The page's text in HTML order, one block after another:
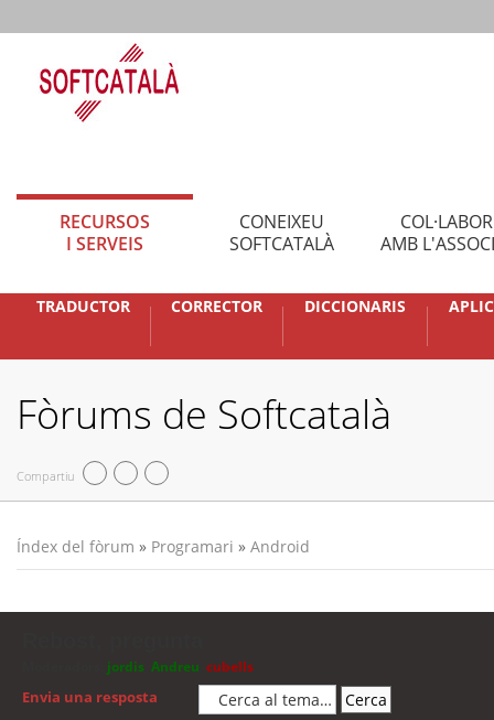
RECURSOS
I SERVEIS
CONEIXEU
SOFTCATALÀ
AMB
TRADUCTOR CORRECTOR DICCIONARIS
Fòrums de Softcatalà
Compartiu
Índex del fòrum » Programari » Android
jordis Andreu cubells
Envia una resposta